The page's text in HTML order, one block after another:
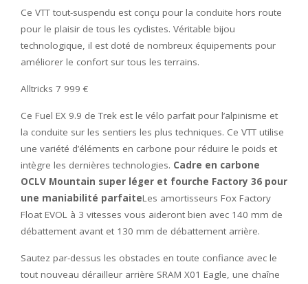
Ce VTT tout-suspendu est conçu pour la conduite hors route
pour le plaisir de tous les cyclistes. Véritable bijou
technologique, il est doté de nombreux équipements pour
améliorer le confort sur tous les terrains.
Alltricks 7 999 €
Ce Fuel EX 9.9 de Trek est le vélo parfait pour l’alpinisme et
la conduite sur les sentiers les plus techniques. Ce VTT utilise
une variété d’éléments en carbone pour réduire le poids et
intègre les dernières technologies. Cadre en carbone
OCLV Mountain super léger et fourche Factory 36 pour
une maniabilité parfaiteLes amortisseurs Fox Factory
Float EVOL à 3 vitesses vous aideront bien avec 140 mm de
débattement avant et 130 mm de débattement arrière.
Sautez par-dessus les obstacles en toute confiance avec le
tout nouveau dérailleur arrière SRAM X01 Eagle, une chaîne